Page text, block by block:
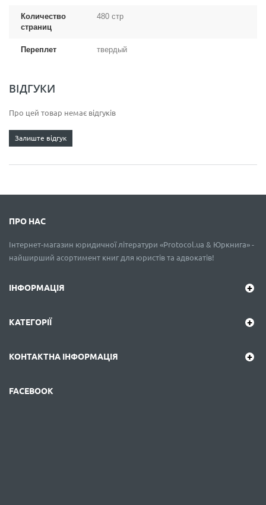
Количество
страниц
480 стр
Переплет твердый
ВІДГУКИ
Про цей товар немає відгуків
Залиште відгук
ПРО НАС
Інтернет-магазин юридичної літератури «Protocol.ua & Юркнига» -
найширший асортимент книг для юристів та адвокатів!
ІНФОРМАЦІЯ
КАТЕГОРІЇ
КОНТАКТНА ІНФОРМАЦІЯ
FACEBOOK